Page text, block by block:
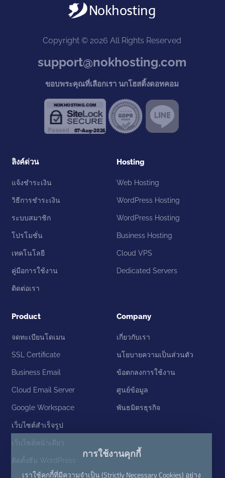
Copyright © 2026 All Rights Reserved
support@nokhosting.com
ขอบพระคุณที่เลือกเรา นกโฮสติ้งดอทคอม
ลิงค์ด่วน
แจ้งชำระเงิน
วิธีการชำระเงิน
ระบบสมาชิก
โปรโมชั่น
เทคโนโลยี
คู่มือการใช้งาน
ติดต่อเรา
Hosting
Web Hosting
WordPress Hosting
WordPress Hosting
Business Hosting
Cloud VPS
Dedicated Servers
Product
จดทะเบียนโดเมน
SSL Certificate
Business Email
Cloud Email Server
Google Workspace
เว็บไซต์สำเร็จรูป
เว็บไซต์หน้าเดียว
ติดตั้งธีม WordPress
Company
เกี่ยวกับเรา
นโยบายความเป็นส่วนตัว
ข้อตกลงการใช้งาน
ศูนย์ข้อมูล
พันธมิตรธุรกิจ
การใช้งานคุกกี้
เราใช้คุกกี้ที่มีความจำเป็น (Strictly Necessary Cookies) อย่าง